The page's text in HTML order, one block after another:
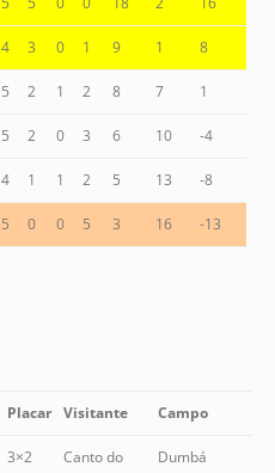
4 3 0 1 9 1 8
5 2 1 2 8 7 1
5 2 0 3 6 10 -4
4 1 1 2 5 13 -8
5 0 0 5 3 16 -13
Placar Visitante Campo
3×2
Canto do
Dumbá